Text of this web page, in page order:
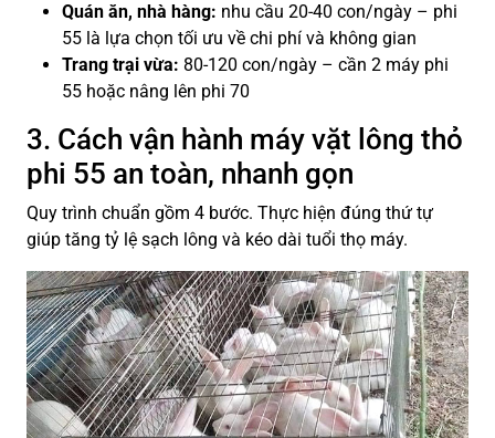
Quán ăn, nhà hàng: nhu cầu 20-40 con/ngày – phi
55 là lựa chọn tối ưu về chi phí và không gian
Trang trại vừa: 80-120 con/ngày – cần 2 máy phi
55 hoặc nâng lên phi 70
3. Cách vận hành máy vặt lông thỏ
phi 55 an toàn, nhanh gọn
Quy trình chuẩn gồm 4 bước. Thực hiện đúng thứ tự
giúp tăng tỷ lệ sạch lông và kéo dài tuổi thọ máy.